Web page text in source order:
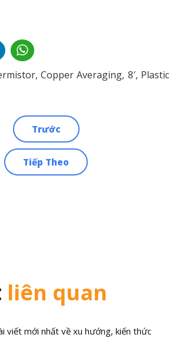
Copper Averaging, 8′, Plastic
Trước
Tiếp Theo
liên quan
viết mới nhất về xu hướng, kiến thức